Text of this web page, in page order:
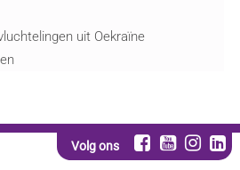
uit Oekraïne
Volg ons